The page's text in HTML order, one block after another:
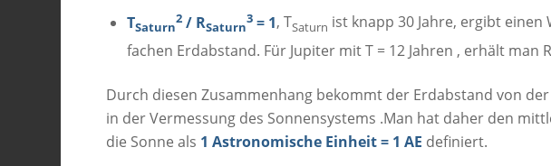
TSaturn
2 / RSaturn
3 = 1, TSaturn ist knapp 30 Jahre, ergibt einen
fachen Erdabstand. Für Jupiter mit T = 12 Jahren , erhält man
Durch diesen Zusammenhang bekommt der Erdabstand von
in der Vermessung des Sonnensystems .Man hat daher den
die Sonne als 1 Astronomische Einheit = 1 AE definiert.